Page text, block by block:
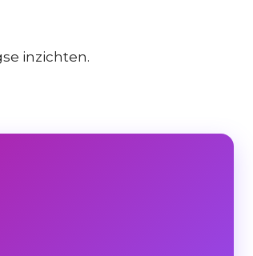
inzichten.